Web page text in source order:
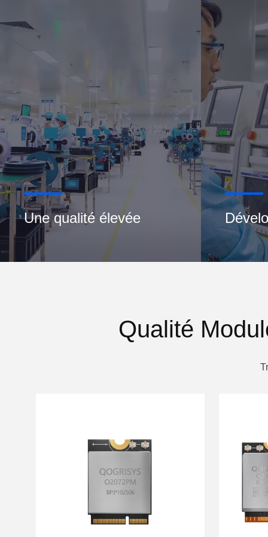
Une qualité élevée
Qualité